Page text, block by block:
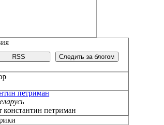
RSS Следить за блогом
петриман
константин петриман